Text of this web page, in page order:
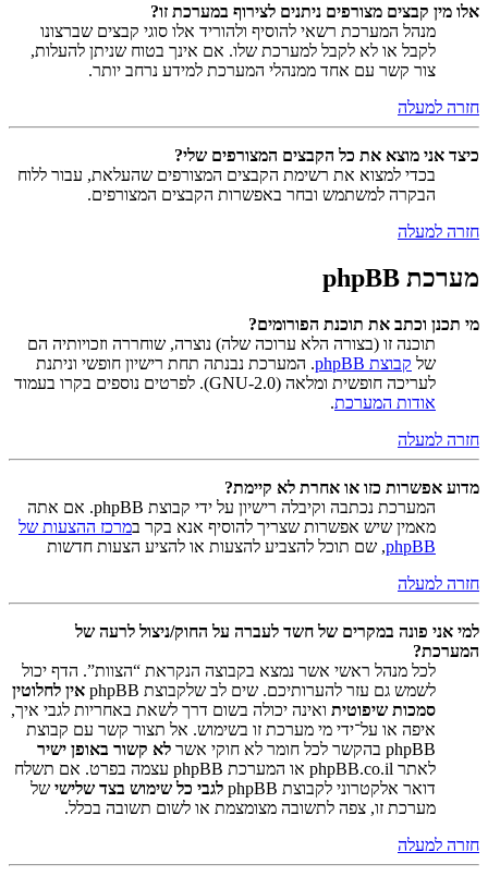
אלו מין קבצים מצורפים ניתנים לצירוף במערכת זו?
מנהל המערכת רשאי להוסיף ולהוריד אלו סוגי קבצים שברצונו
לקבל או לא לקבל למערכת שלו. אם אינך בטוח שניתן להעלות,
צור קשר עם אחד ממנהלי המערכת למידע נרחב יותר.
חזרה למעלה
כיצד אני מוצא את כל הקבצים המצורפים שלי?
בכדי למצוא את רשימת הקבצים המצורפים שהעלאת, עבור ללוח
הבקרה למשתמש ובחר באפשרות הקבצים המצורפים.
חזרה למעלה
מערכת phpBB
מי תכנן וכתב את תוכנת הפורומים?
תוכנה זו (בצורה הלא ערוכה שלה) נוצרה, שוחררה וזכויותיה הם
של קבוצת phpBB
. המערכת נבנתה תחת רישיון חופשי וניתנת
לעריכה חופשית ומלאה (GNU-2.0). לפרטים נוספים בקרו בעמוד
אודות המערכת.
חזרה למעלה
מדוע אפשרות כזו או אחרת לא קיימת?
המערכת נכתבה וקיבלה רישיון על ידי קבוצת phpBB. אם אתה
מאמין שיש אפשרות שצריך להוסיף אנא בקר במרכז ההצעות של
phpBB, שם תוכל להצביע להצעות או להציע הצעות חדשות
חזרה למעלה
למי אני פונה במקרים של חשד לעברה על החוק/ניצול לרעה של
המערכת?
לכל מנהל ראשי אשר נמצא בקבוצה הנקראת “הצוות”. הדף יכול
לשמש גם עזר להערותיכם. שים לב שלקבוצת phpBB
אין לחלוטין
סמכות שיפוטית ואינה יכולה בשום דרך לשאת באחריות לגבי איך,
איפה או על־ידי מי מערכת זו בשימוש. אל תצור קשר עם קבוצת
phpBB בהקשר לכל חומר לא חוקי אשר
לא קשור באופן ישיר
לאתר phpBB.co.il או המערכת phpBB עצמה בפרט. אם תשלח
דואר אלקטרוני לקבוצת phpBB
לגבי כל שימוש בצד שלישי של
מערכת זו, צפה לתשובה מצומצמת או לשום תשובה בכלל.
חזרה למעלה